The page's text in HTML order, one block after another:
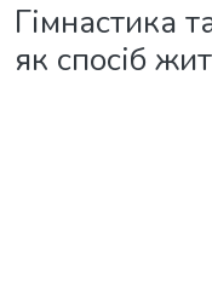
Гімнастика
як спосіб